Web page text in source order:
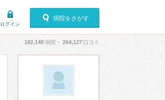
ログイン
病院をさがす
182,148病院・ 264,127 口コミ